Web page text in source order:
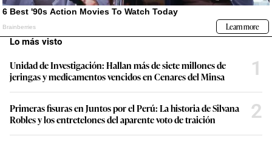
Lo más visto
Unidad de Investigación: Hallan más de siete millones de
jeringas y medicamentos vencidos en Cenares del Minsa
1
Primeras fisuras en Juntos por el Perú: La historia de Silvana
Robles y los entretelones del aparente voto de traición
2